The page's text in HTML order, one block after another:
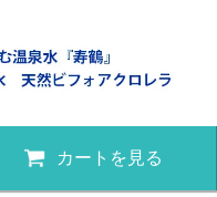
カートを見る